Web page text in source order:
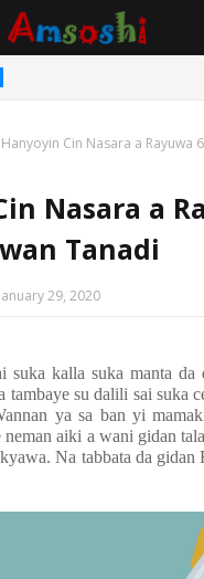
Hanyoyin Cin Nasara a Rayuwa
Nasara a
Tanadi
January 29, 2020
suka kalla suka manta
tambaye su dalili sai suka
ya sa ban yi
neman aiki a wani gidan
. Na tabbata da gidan